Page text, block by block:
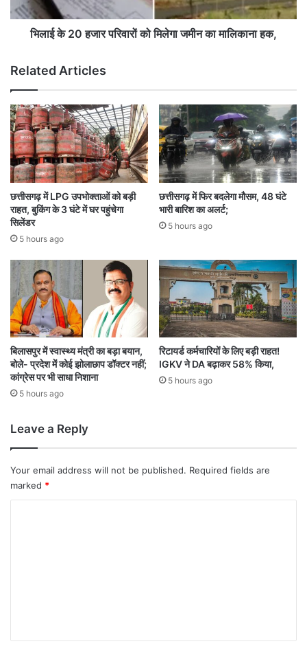
ला
धि
क
ब
च्चों
को
पि
ला
ई
ए
गी
द
र
रों
को
मि
ले
गा
ज
मी
न
का
मा
लि
का
ह
क
भिलाई के 20 हजार परिवारों को मिलेगा जमीन का मालिकाना हक,
Related Articles
छत्तीसगढ़ में LPG उपभोक्ताओं को बड़ी
राहत, बुकिंग के 3 घंटे में घर पहुंचेगा
सिलेंडर
5 hours ago
छत्तीसगढ़ में फिर बदलेगा मौसम, 48 घंटे
भारी बारिश का अलर्ट;
5 hours ago
बिलासपुर में स्वास्थ्य मंत्री का बड़ा बयान,
बोले- प्रदेश में कोई झोलाछाप डॉक्टर नहीं;
कांग्रेस पर भी साधा निशाना
5 hours ago
रिटायर्ड कर्मचारियों के लिए बड़ी राहत!
IGKV ने DA बढ़ाकर 58% किया,
5 hours ago
Leave a Reply
Your email address will not be published. Required fields are
marked *